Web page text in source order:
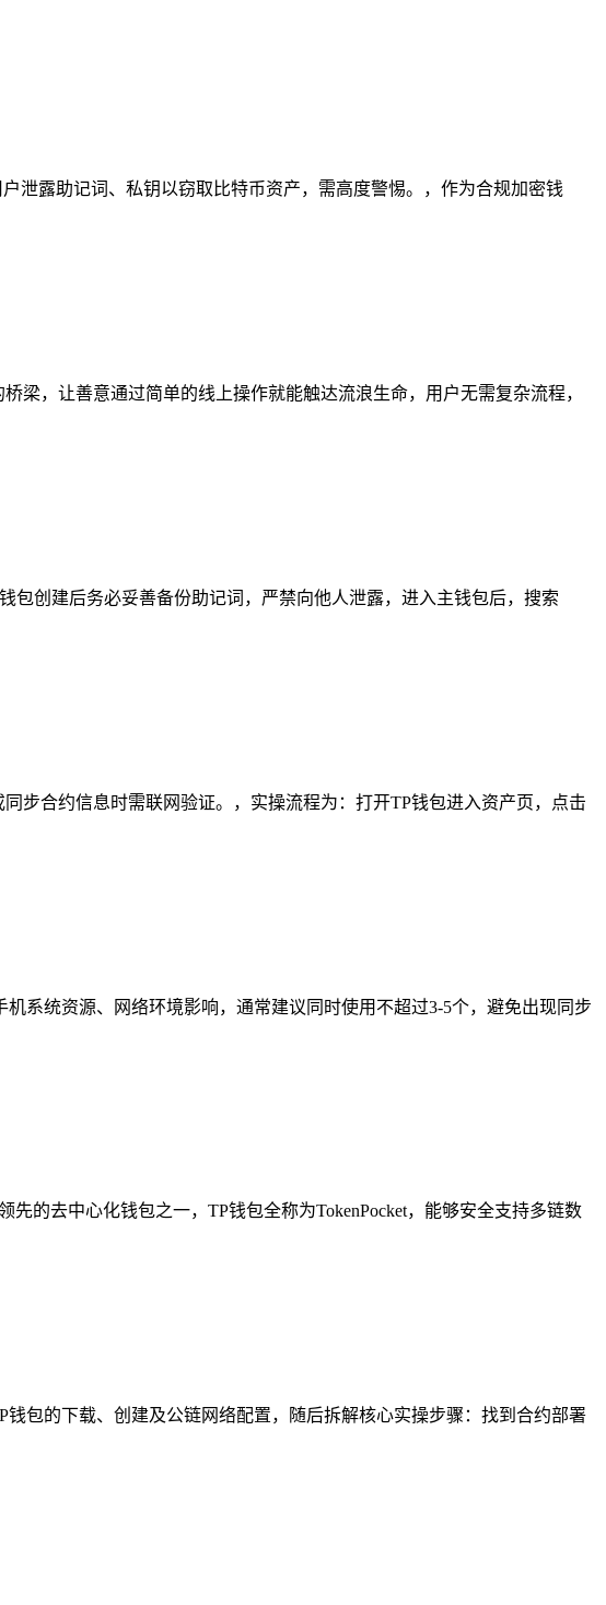
泄露助记词、私钥以窃取比特币资产，需高度警惕。，作为合规加密钱
梁，让善意通过简单的线上操作就能触达流浪生命，用户无需复杂流程，
包创建后务必妥善备份助记词，严禁向他人泄露，进入主钱包后，搜索
步合约信息时需联网验证。，实操流程为：打开TP钱包进入资产页，点击
系统资源、网络环境影响，通常建议同时使用不超过3-5个，避免出现同步
的去中心化钱包之一，TP钱包全称为TokenPocket，能够安全支持多链数
包的下载、创建及公链网络配置，随后拆解核心实操步骤：找到合约部署